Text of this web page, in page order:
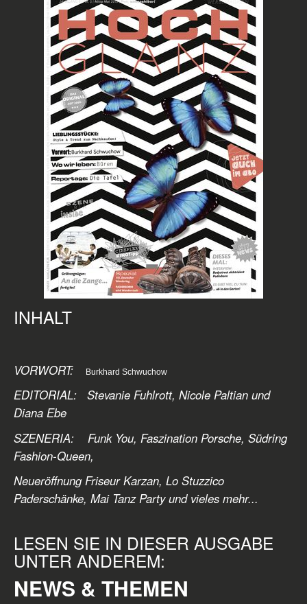
INHALT
VORWORT: Burkhard Schwuchow
EDITORIAL: Stevanie Fuhlrott, Nicole Paltian und
Diana Ebe
SZENERIA: Funk You, Faszination Porsche, Südring
Fashion-Queen,
Neueröffnung Friseur Karzan, Lo Stuzzico
Paderschänke, Mai Tanz Partyund vieles mehr...
LESEN SIE IN DIESER AUSGABE
UNTER ANDEREM:
NEWS & THEMEN